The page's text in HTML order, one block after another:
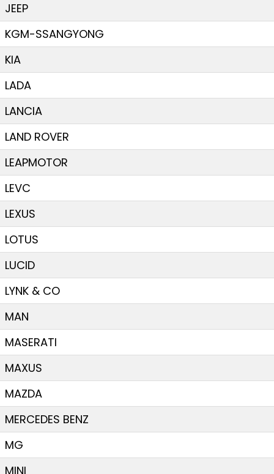
JEEP
KGM-SSANGYONG
KIA
LADA
LANCIA
LAND ROVER
LEAPMOTOR
LEVC
LEXUS
LOTUS
LUCID
LYNK & CO
MAN
MASERATI
MAXUS
MAZDA
MERCEDES BENZ
MG
MINI